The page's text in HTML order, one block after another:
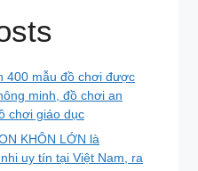
400 mẫu đồ chơi được
minh, đồ chơi an
chơi giáo dục
KHÔN LỚN là
uy tín tại Việt Nam, ra